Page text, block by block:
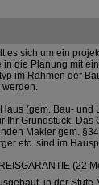
es sich um ein
die Planung mit
im Rahmen der
werden.
(gem. Bau-
Ihr Grundstück.
Makler gem.
etc. sind im
(22
in der Stufe